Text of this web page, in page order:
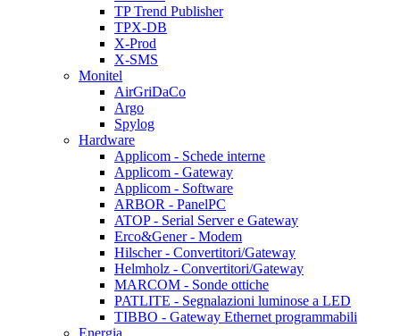
TP Trend Publisher
TPX-DB
X-Prod
X-SMS
Monitel
AirGriDaCo
Argo
Spylog
Hardware
Applicom - Schede interne
Applicom - Gateway
Applicom - Software
ARBOR - PanelPC
ATOP - Serial Server e Gateway
Erco&Gener - Modem
Hilscher - Convertitori/Gateway
Helmholz - Convertitori/Gateway
MARCOM - Sonde ottiche
PATLITE - Segnalazioni luminose a LED
TIBBO - Gateway Ethernet programmabili
Energia